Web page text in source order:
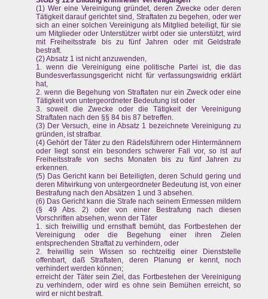
(1) Wer eine Vereinigung gründet, deren Zwecke oder deren
Tätigkeit darauf gerichtet sind, Straftaten zu begehen, oder wer
sich an einer solchen Vereinigung als Mitglied beteiligt, für sie
um Mitglieder oder Unterstützer wirbt oder sie unterstützt, wird
mit Freiheitsstrafe bis zu fünf Jahren oder mit Geldstrafe
bestraft.
(2) Absatz 1 ist nicht anzuwenden,
1. wenn die Vereinigung eine politische Partei ist, die das
Bundesverfassungsgericht nicht für verfassungswidrig erklärt
hat,
2. wenn die Begehung von Straftaten nur ein Zweck oder eine
Tätigkeit von untergeordneter Bedeutung ist oder
3. soweit die Zwecke oder die Tätigkeit der Vereinigung
Straftaten nach den §§ 84 bis 87 betreffen.
(3) Der Versuch, eine in Absatz 1 bezeichnete Vereinigung zu
gründen, ist strafbar.
(4) Gehört der Täter zu den Rädelsführern oder Hintermännern
oder liegt sonst ein besonders schwerer Fall vor, so ist auf
Freiheitsstrafe von sechs Monaten bis zu fünf Jahren zu
erkennen.
(5) Das Gericht kann bei Beteiligten, deren Schuld gering und
deren Mitwirkung von untergeordneter Bedeutung ist, von einer
Bestrafung nach den Absätzen 1 und 3 absehen.
(6) Das Gericht kann die Strafe nach seinem Ermessen mildern
(§ 49 Abs. 2) oder von einer Bestrafung nach diesen
Vorschriften absehen, wenn der Täter
1. sich freiwillig und ernsthaft bemüht, das Fortbestehen der
Vereinigung oder die Begehung einer ihren Zielen
entsprechenden Straftat zu verhindern, oder
2. freiwillig sein Wissen so rechtzeitig einer Dienststelle
offenbart, daß Straftaten, deren Planung er kennt, noch
verhindert werden können;
erreicht der Täter sein Ziel, das Fortbestehen der Vereinigung
zu verhindern, oder wird es ohne sein Bemühen erreicht, so
wird er nicht bestraft.